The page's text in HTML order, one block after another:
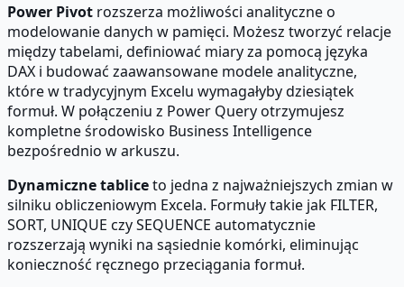
Power Pivot rozszerza możliwości analityczne o
modelowanie danych w pamięci. Możesz tworzyć relacje
między tabelami, definiować miary za pomocą języka
DAX i budować zaawansowane modele analityczne,
które w tradycyjnym Excelu wymagałyby dziesiątek
formuł. W połączeniu z Power Query otrzymujesz
kompletne środowisko Business Intelligence
bezpośrednio w arkuszu.
Dynamiczne tabliceto jedna z najważniejszych zmian w
silniku obliczeniowym Excela. Formuły takie jak FILTER,
SORT, UNIQUE czy SEQUENCE automatycznie
rozszerzają wyniki na sąsiednie komórki, eliminując
konieczność ręcznego przeciągania formuł.